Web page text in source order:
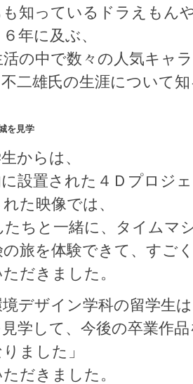
知っているドラえもん
年に及ぶ、
活の中で数々の人気キャ
二雄氏の生涯について
を見学
からは、
に設置された４Ｄプロジ
た映像では、
たちと一緒に、タイムマ
の旅を体験できて、すご
だきました。
境デザイン学科の留学生
見学して、今後の卒業作
ました」
だきました。